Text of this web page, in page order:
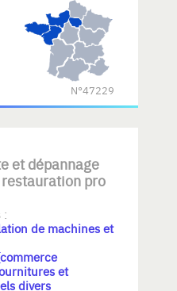
N°47229
et dépannage
pro
:
de machines et
et
divers